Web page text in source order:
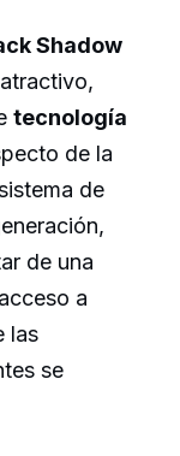
Shadow
tecnología
de la
de
de una
a
las
se